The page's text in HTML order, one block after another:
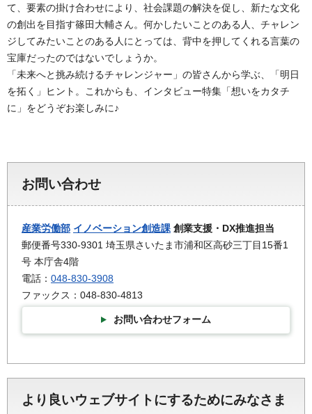
て、要素の掛け合わせにより、社会課題の解決を促し、新たな文化
の創出を目指す篠田大輔さん。何かしたいことのある人、チャレン
ジしてみたいことのある人にとっては、背中を押してくれる言葉の
宝庫だったのではないでしょうか。
「未来へと挑み続けるチャレンジャー」の皆さんから学ぶ、「明日
を拓く」ヒント。これからも、インタビュー特集「想いをカタチ
に」をどうぞお楽しみに♪
お問い合わせ
産業労働部 イノベーション創造課 創業支援・DX推進担当
郵便番号330-9301 埼玉県さいたま市浦和区高砂三丁目15番1
号 本庁舎4階
電話： 048-830-3908
ファックス：048-830-4813
お問い合わせフォーム
より良いウェブサイトにするためにみなさま